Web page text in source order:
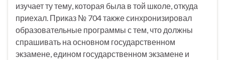
изучает ту тему, которая была в той школе, откуда
приехал. Приказ № 704 также синхронизировал
образовательные программы с тем, что должны
спрашивать на основном государственном
экзамене, едином государственном экзамене и